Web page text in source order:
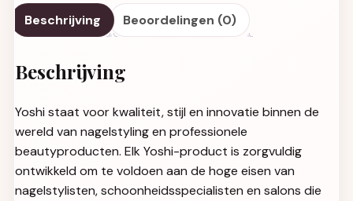
Beschrijving Beoordelingen (0)
Beschrijving
Yoshi staat voor kwaliteit, stijl en innovatie binnen de
wereld van nagelstyling en professionele
beautyproducten. Elk Yoshi-product is zorgvuldig
ontwikkeld om te voldoen aan de hoge eisen van
nagelstylisten, schoonheidsspecialisten en salons die